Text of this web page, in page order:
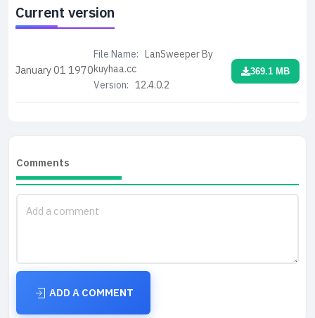
Current version
January 011970
File Name: LanSweeper By
kuyhaa.cc
Version: 12.4.0.2
369.1 MB
Comments
ADD A COMMENT